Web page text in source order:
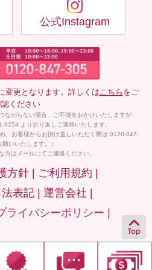
公式Instagram
変更となります。詳しくは こちら をご
ください
ながらない場合、ご不便をおかけいたしますが
より折り返しご連絡いたします。
、お客様からお掛け直しいただく際は 0120-847-
いいたします。）
方はメールにてご連絡ください。
方針 | ご利用規約 |
表記 | 運営会社 |
ライバシーポリシー |